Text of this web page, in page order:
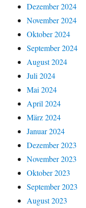
Dezember 2024
November 2024
Oktober 2024
September 2024
August 2024
Juli 2024
Mai 2024
April 2024
März 2024
Januar 2024
Dezember 2023
November 2023
Oktober 2023
September 2023
August 2023